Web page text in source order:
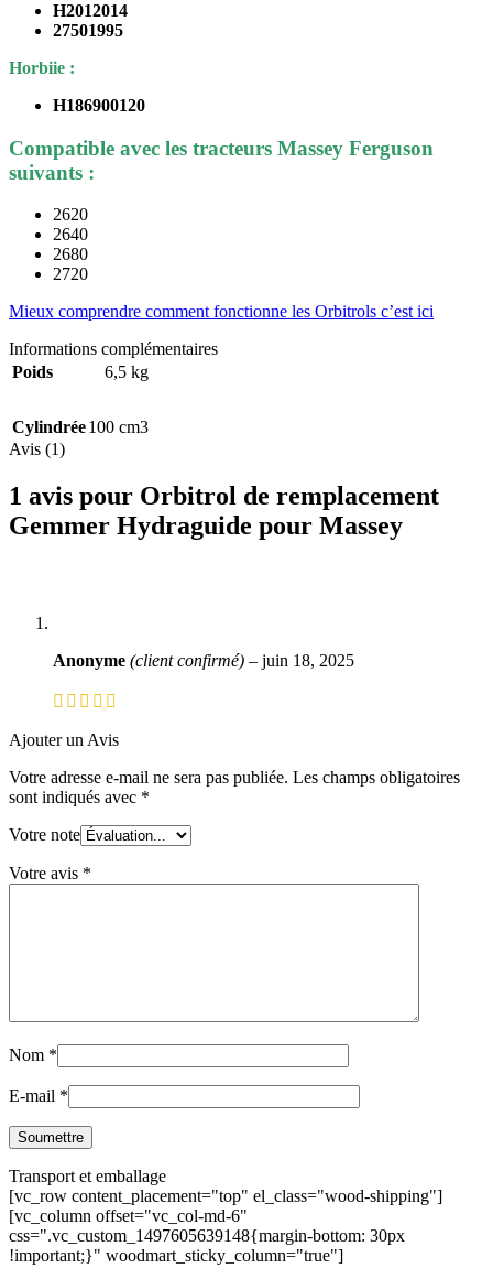
H2012014
27501995
Horbiie :
H186900120
Compatible avec les tracteurs Massey Ferguson
suivants :
2620
2640
2680
2720
Mieux comprendre comment fonctionne les Orbitrols c’est ici
Informations complémentaires
Poids
6,5 kg
Cylindrée100 cm3
Avis (1)
1 avis pour Orbitrol de remplacement
Gemmer Hydraguide pour Massey
Anonyme (client confirmé) – juin 18, 2025
Ajouter un Avis
Votre adresse e-mail ne sera pas publiée. Les champs obligatoires
sont indiqués avec *
Votre note
Votre avis *
Nom *
E-mail *
Transport et emballage
[vc_row content_placement="top" el_class="wood-shipping"]
[vc_column offset="vc_col-md-6"
css=".vc_custom_1497605639148{margin-bottom: 30px
!important;}" woodmart_sticky_column="true"]